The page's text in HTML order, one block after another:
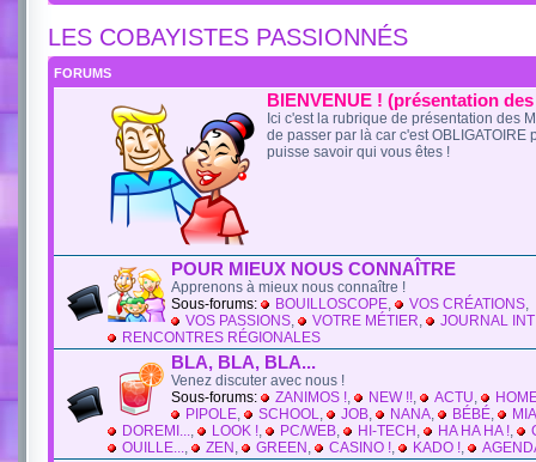
LES COBAYISTES PASSIONNÉS
FORUMS
BIENVENUE ! (présentation
Ici c'est la rubrique de présentation des
de passer par là car c'est OBLIGATOIRE
puisse savoir qui vous êtes !
POUR MIEUX NOUS CONNAÎTRE
Apprenons à mieux nous connaître !
Sous-forums:
BOUILLOSCOPE, VOS CRÉATIONS,
VOS PASSIONS, VOTRE MÉTIER,
JOURNAL
RENCONTRES RÉGIONALES
BLA, BLA, BLA...
Venez discuter avec nous !
Sous-forums:
ZANIMOS !, NEW !!, ACTU,
PIPOLE, SCHOOL, JOB, NANA, BÉBÉ,
DOREMI..., LOOK !, PC/WEB, HI-TECH , HA HA HA !,
OUILLE..., ZEN , GREEN , CASINO !, KADO !,